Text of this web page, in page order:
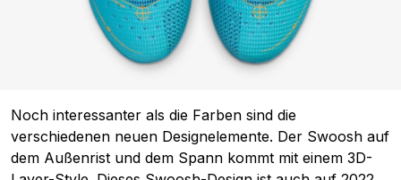
Noch interessanter als die Farben sind die
verschiedenen neuen Designelemente. Der Swoosh auf
dem Außenrist und dem Spann kommt mit einem 3D-